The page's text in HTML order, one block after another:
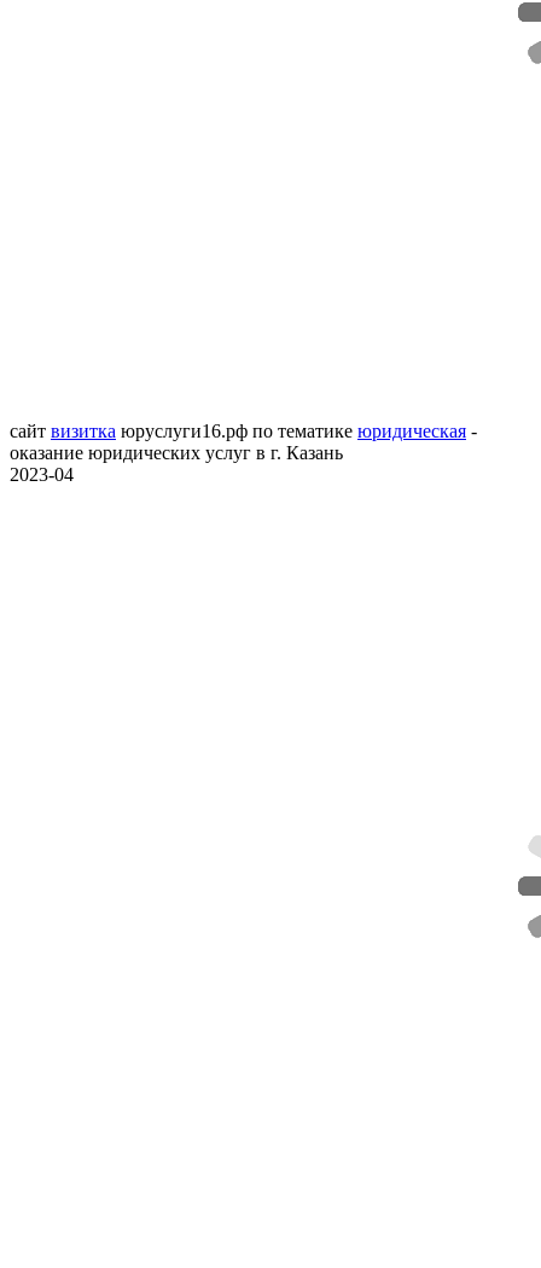
сайт визитка юруслуги16.рф по тематике юридическая -
оказание юридических услуг в г. Казань
2023-04